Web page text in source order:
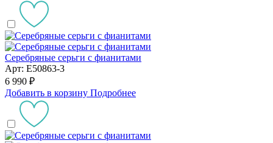
Серебряные серьги с фианитами
Арт: E50863-3
6 990 ₽
Добавить в корзину Подробнее